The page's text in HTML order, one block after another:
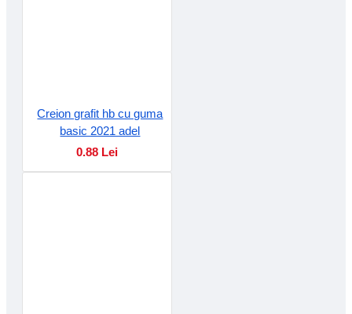
Creion grafit hb cu guma
basic 2021 adel
0.88 Lei